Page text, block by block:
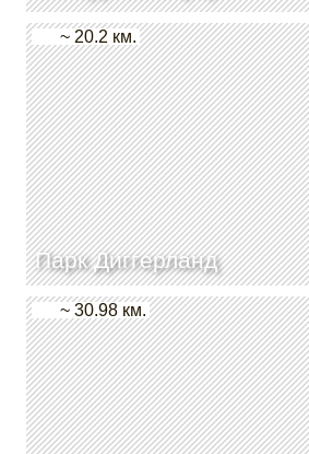
Парк Диггерланд
~ 20.2 км.
~ 30.98 км.